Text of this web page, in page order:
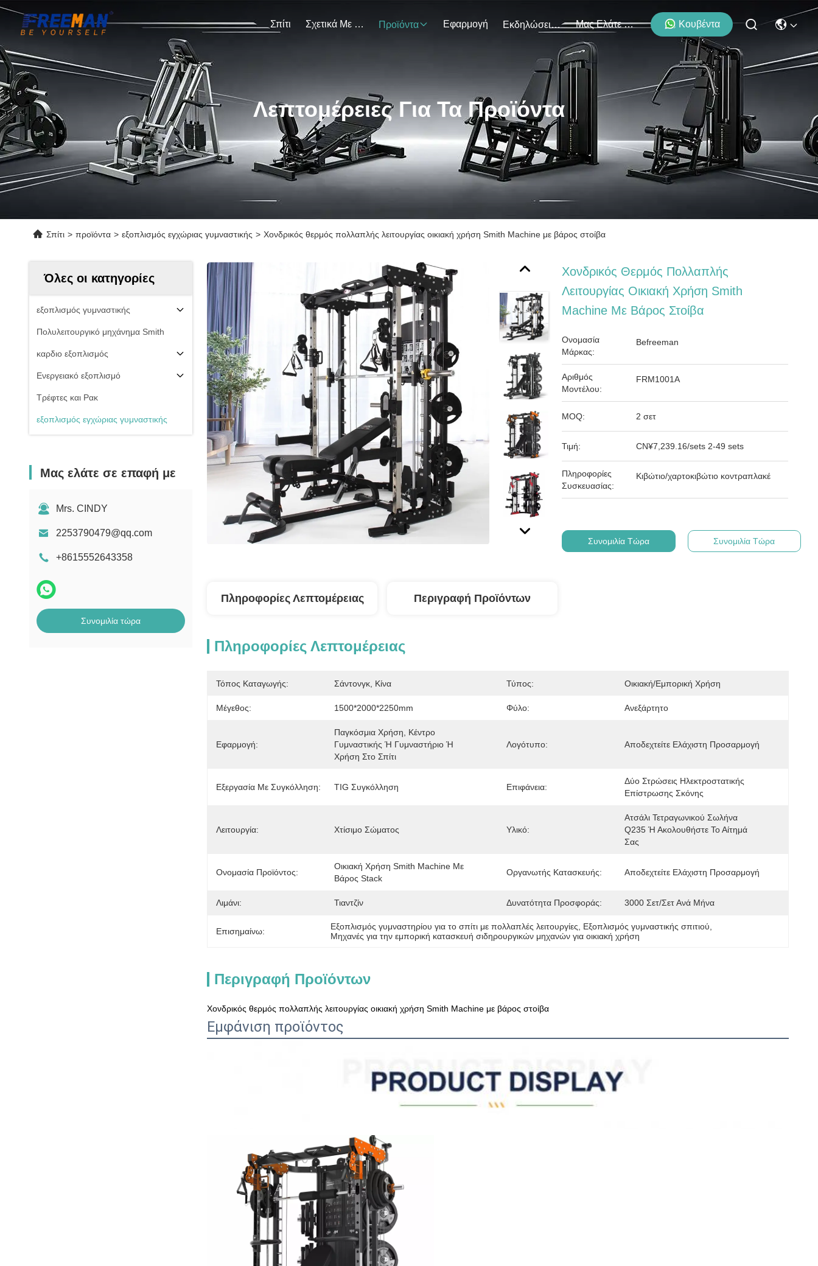
Σπίτι Σχετικά Με Εμάς Προϊόντα Εφαρμογή Εκδηλώσεις Μας Ελάτε Σε Επαφή Με Κουβέντα
Λεπτομέρειες Για Τα Προϊόντα
Σπίτι > προϊόντα > εξοπλισμός εγχώριας γυμναστικής > Χονδρικός θερμός πολλαπλής λειτουργίας οικιακή χρήση Smith Machine με βάρος στοίβα
Όλες οι κατηγορίες
εξοπλισμός γυμναστικής
Πολυλειτουργικό μηχάνημα Smith
καρδιο εξοπλισμός
Ενεργειακό εξοπλισμό
Τρέφτες και Ρακ
εξοπλισμός εγχώριας γυμναστικής
Μας ελάτε σε επαφή με
Mrs. CINDY
2253790479@qq.com
+8615552643358
Συνομιλία τώρα
Χονδρικός Θερμός Πολλαπλής
Λειτουργίας Οικιακή Χρήση Smith
Machine Με Βάρος Στοίβα
Ονομασία
Μάρκας:
Befreeman
Αριθμός
Μοντέλου:
FRM1001Α
MOQ: 2 σετ
Τιμή: CN¥7,239.16/sets 2-49 sets
Πληροφορίες
Συσκευασίας:
Κιβώτιο/χαρτοκιβώτιο κοντραπλακέ
Συνομιλία Τώρα Συνομιλία Τώρα
Πληροφορίες Λεπτομέρειας Περιγραφή Προϊόντων
Πληροφορίες Λεπτομέρειας
Τόπος Καταγωγής: Σάντονγκ, Κίνα Τύπος: Οικιακή/εμπορική Χρήση
Μέγεθος: 1500*2000*2250mm Φύλο: Ανεξάρτητο
Εφαρμογή:
Παγκόσμια Χρήση, Κέντρο
Γυμναστικής Ή Γυμναστήριο Ή
Χρήση Στο Σπίτι
Λογότυπο: Αποδεχτείτε Ελάχιστη Προσαρμογή
Εξεργασία Με Συγκόλληση: TIG Συγκόλληση Επιφάνεια:
Δύο Στρώσεις Ηλεκτροστατικής
Επίστρωσης Σκόνης
Λειτουργία: Χτίσιμο Σώματος Υλικό:
Ατσάλι Τετραγωνικού Σωλήνα
Q235 Ή Ακολουθήστε Το Αίτημά
Σας
Ονομασία Προϊόντος:
Οικιακή Χρήση Smith Machine Με
Βάρος Stack
Οργανωτής Κατασκευής: Αποδεχτείτε Ελάχιστη Προσαρμογή
Λιμάνι: Τιαντζίν Δυνατότητα Προσφοράς: 3000 Σετ/σετ Ανά Μήνα
Επισημαίνω: Εξοπλισμός γυμναστηρίου για το σπίτι με πολλαπλές λειτουργίες Εξοπλισμός γυμναστικής σπιτιού
Μηχανές για την εμπορική κατασκευή σιδηρουργικών μηχανών για οικιακή χρήση
Περιγραφή Προϊόντων
Χονδρικός θερμός πολλαπλής λειτουργίας οικιακή χρήση Smith Machine με βάρος στοίβα
Εμφάνιση προϊόντος